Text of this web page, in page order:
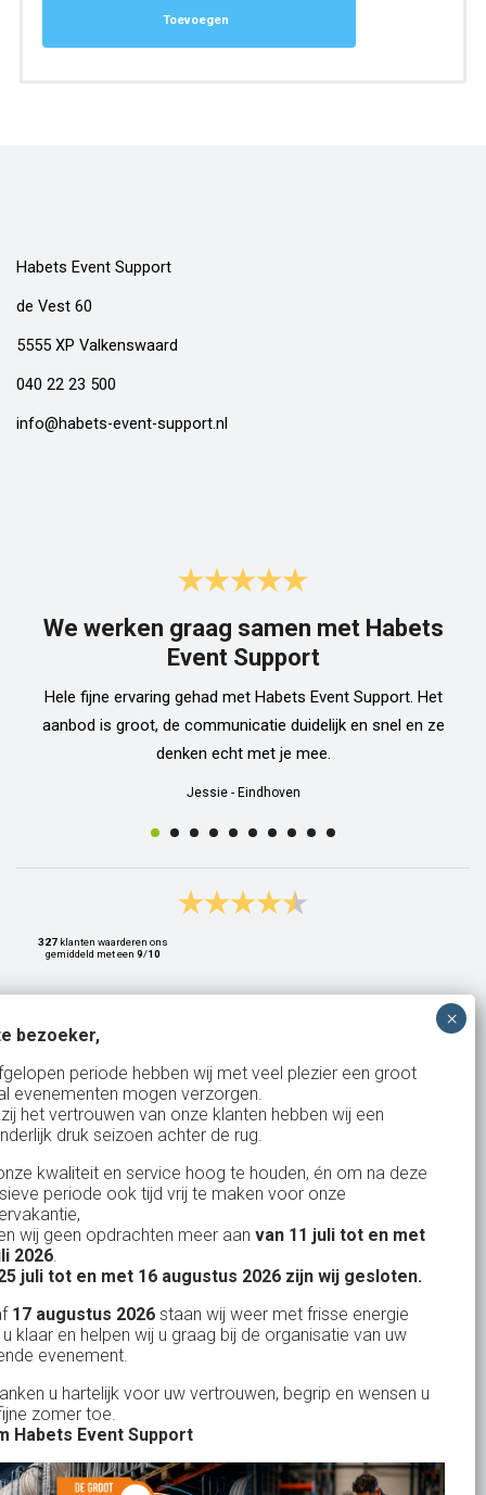
Toevoegen
Habets Event Support
de Vest 60
5555 XP Valkenswaard
040 22 23 500
info@habets-event-support.nl
We werken graag samen met Habets
Event Support
Hele fijne ervaring gehad met Habets Event Support. Het
aanbod is groot, de communicatie duidelijk en snel en ze
denken echt met je mee.
Jessie - Eindhoven
327 klanten waarderen ons
gemiddeld met een 9/10
Bank: NL15ABNA0561810710
KvK: 17167131
BTW: NL.1678.53.296.B01
Uw partner in:
Evenementen verhuur
Feestverhuur
Licht- en Geluidverhuur
Horeca verhuur
Partyverhuur
Je vindt ons op
bezoeker,
periode hebben wij met veel plezier een groot
evenementen mogen verzorgen.
het vertrouwen van onze klanten hebben wij een
druk seizoen achter de rug.
kwaliteit en service hoog te houden, én om na deze
periode ook tijd vrij te maken voor onze
wij geen opdrachten meer aan van 11 juli tot en met
2026.
juli tot en met 16 augustus 2026 zijn wij gesloten.
17 augustus 2026 staan wij weer met frisse energie
klaar en helpen wij u graag bij de organisatie van uw
evenement.
u hartelijk voor uw vertrouwen, begrip en wensen u
zomer toe.
Habets Event Support